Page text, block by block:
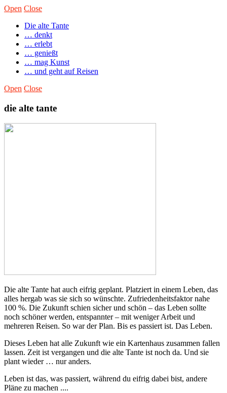
Open Close
Die alte Tante
… denkt
… erlebt
… genießt
… mag Kunst
… und geht auf Reisen
Open Close
die alte tante
Die alte Tante hat auch eifrig geplant. Platziert in einem Leben, das
alles hergab was sie sich so wünschte. Zufriedenheitsfaktor nahe
100 %. Die Zukunft schien sicher und schön – das Leben sollte
noch schöner werden, entspannter – mit weniger Arbeit und
mehreren Reisen. So war der Plan. Bis es passiert ist. Das Leben.
Dieses Leben hat alle Zukunft wie ein Kartenhaus zusammen fallen
lassen. Zeit ist vergangen und die alte Tante ist noch da. Und sie
plant wieder … nur anders.
Leben ist das, was passiert, während du eifrig dabei bist, andere
Pläne zu machen ....